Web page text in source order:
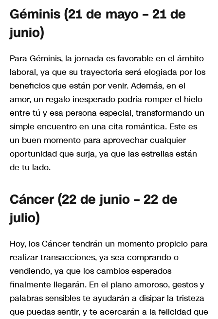
Géminis (21 de mayo – 21 de
junio)
Para Géminis, la jornada es favorable en el ámbito
laboral, ya que su trayectoria será elogiada por los
beneficios que están por venir. Además, en el
amor, un regalo inesperado podría romper el hielo
entre tú y esa persona especial, transformando un
simple encuentro en una cita romántica. Este es
un buen momento para aprovechar cualquier
oportunidad que surja, ya que las estrellas están
de tu lado.
Cáncer (22 de junio – 22 de
julio)
Hoy, los Cáncer tendrán un momento propicio para
realizar transacciones, ya sea comprando o
vendiendo, ya que los cambios esperados
finalmente llegarán. En el plano amoroso, gestos y
palabras sensibles te ayudarán a disipar la tristeza
que puedas sentir, y te acercarán a la felicidad que